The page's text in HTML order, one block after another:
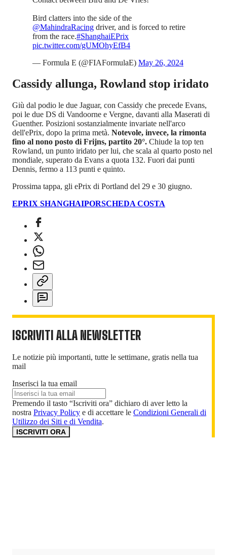
Bird clatters into the side of the
@MahindraRacing driver, and is forced to retire
from the race.#ShanghaiEPrix
pic.twitter.com/gUMOhyEfB4
— Formula E (@FIAFormulaE) May 26, 2024
Cassidy allunga, Rowland stop iridato
Giù dal podio le due Jaguar, con Cassidy che precede Evans,
poi le due DS di Vandoorne e Vergne, davanti alla Maserati di
Guenther. Posizioni sostanzialmente invariate nell'arco
dell'ePrix, dopo la prima metà. Notevole, invece, la rimonta
fino al nono posto di Frijns, partito 20°. Chiude la top ten
Rowland, un punto iridato per lui, che scala al quarto posto nel
mondiale, superato da Evans a quota 132. Fuori dai punti
Dennis, fermo a 113 punti e quinto.
Prossima tappa, gli ePrix di Portland del 29 e 30 giugno.
EPRIX SHANGHAIPORSCHEDA COSTA
ISCRIVITI ALLA NEWSLETTER
Le notizie più importanti, tutte le settimane, gratis nella tua
mail
Inserisci la tua email
Premendo il tasto “Iscriviti ora” dichiaro di aver letto la
nostra Privacy Policy e di accettare le Condizioni Generali di
Utilizzo dei Siti e di Vendita.
ISCRIVITI ORA